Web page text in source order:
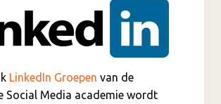
LinkedIn Groepen van de
Social Media academie wordt